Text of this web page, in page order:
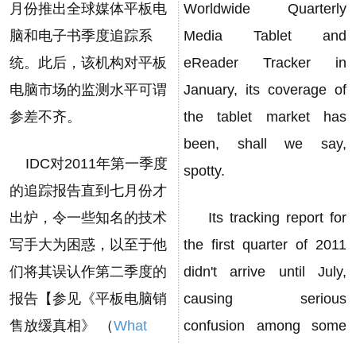
月份推出全球媒体平板电
脑和电子书季度追踪系
统。此后，该机构对平板
电脑市场的监测水平可谓
参差不齐。
IDC对2011年第一季度
的追踪报告直到七月份才
出炉，令一些知名的技术
写手大为困惑，以至于他
们将其误认作第二季度的
报告【参见《平板电脑销
售放缓真相》 （What
Worldwide Quarterly
Media Tablet and
eReader Tracker in
January, its coverage of
the tablet market has
been, shall we say,
spotty.
Its tracking report for
the first quarter of 2011
didn't arrive until July,
causing serious
confusion among some